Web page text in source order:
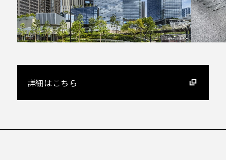
X
Facebook
Voicy
詳細はこちら